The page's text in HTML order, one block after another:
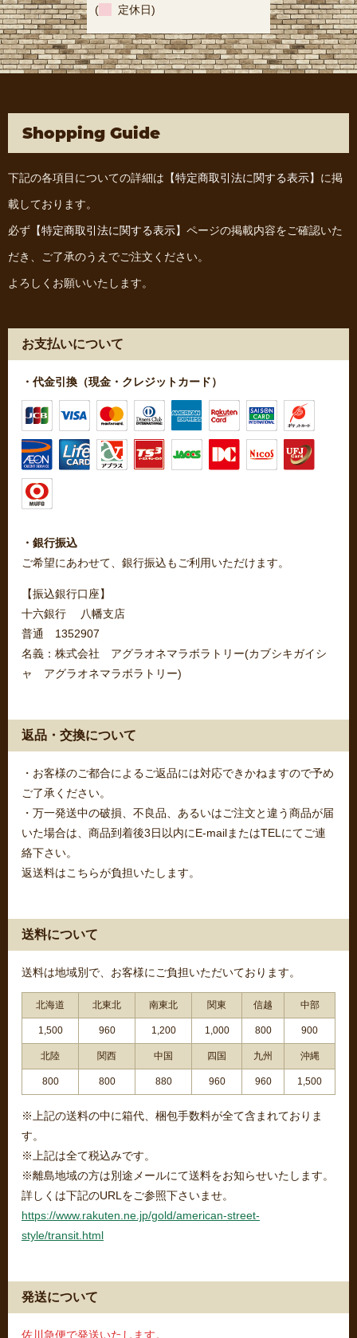
( 定休日)
Shopping Guide
下記の各項目についての詳細は 【特定商取引法に関する表示】 に掲
載しております。
必ず 【特定商取引法に関する表示】 ページの掲載内容をご確認いた
だき、ご了承のうえでご注文ください。
よろしくお願いいたします。
お支払いについて
・代金引換（現金・クレジットカード）
・銀行振込
ご希望にあわせて、銀行振込もご利用いただけます。
【振込銀行口座】
十六銀行 八幡支店
普通 1352907
名義：株式会社 アグラオネマラボラトリー(カブシキガイシ
ャ アグラオネマラボラトリー)
返品・交換について
・お客様のご都合によるご返品には対応できかねますので予め
ご了承ください。
・万一発送中の破損、不良品、あるいはご注文と違う商品が届
いた場合は、商品到着後3日以内にE-mailまたはTELにてご連
絡下さい。
返送料はこちらが負担いたします。
送料について
送料は地域別で、お客様にご負担いただいております。
北海道 北東北 南東北 関東 信越 中部
1,500 960 1,200 1,000 800 900
北陸 関西 中国 四国 九州 沖縄
800 800 880 960 960 1,500
※上記の送料の中に箱代、梱包手数料が全て含まれておりま
す。
※上記は全て税込みです。
※離島地域の方は別途メールにて送料をお知らせいたします。
詳しくは下記のURLをご参照下さいませ。
https://www.rakuten.ne.jp/gold/american-street-
style/transit.html
発送について
佐川急便で発送いたします。